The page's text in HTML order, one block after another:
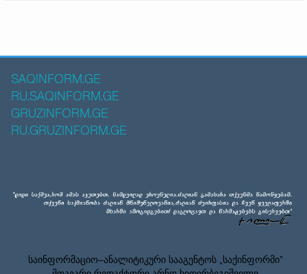
SAQINFORM.GE
RU.SAQINFORM.GE
GRUZINFORM.GE
RU.GRUZINFORM.GE
საინფორმაციო–ანალიტიკური სააგენტოს „საქინფორმი”